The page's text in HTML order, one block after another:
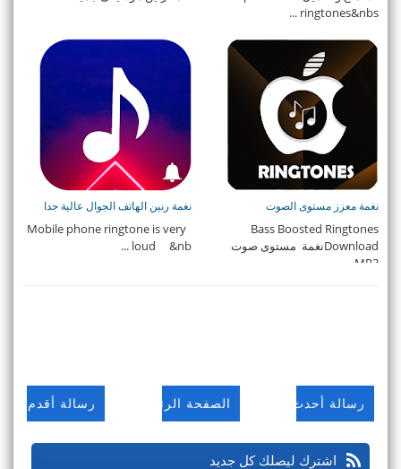
ringtones&nbs ...
نغمة معزز مستوى الصوت
Bass Boosted Ringtones
Downloadنغمة مستوى صوت
MP3 ...
نغمة رنين الهاتف الجوال عالية جدا
Mobile phone ringtone is very
loud &nb ...
رسالة أحدث رسالة أقدم الصفحة الرئيسية
اشترك ليصلك كل جديد